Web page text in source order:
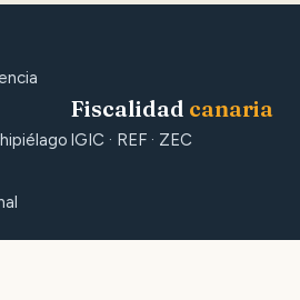
Fiscalidad canaria
IGIC · REF · ZEC